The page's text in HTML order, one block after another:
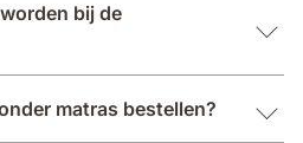
bij de
matras bestellen?